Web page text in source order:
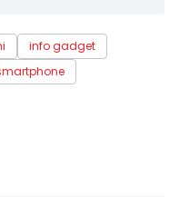
info gadget